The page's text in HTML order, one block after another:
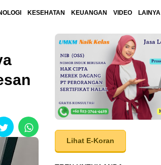
KESEHATAN KEUANGAN VIDEO LAINYA
Lihat E-Koran